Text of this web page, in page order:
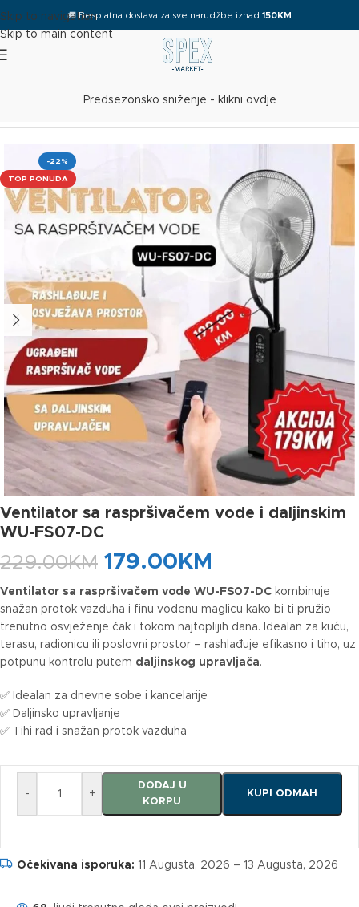
Skip to navigation
Skip to main content
🚚Besplatna dostava za sve narudžbe iznad 150KM
Predsezonsko sniženje - klikni ovdje
-22%
TOP PONUDA
Ventilator sa raspršivačem vode i daljinskim
WU-FS07-DC
229.00KM 179.00 KM
Ventilator sa raspršivačem vode WU-FS07-DC kombinuje
snažan protok vazduha i finu vodenu maglicu kako bi ti pružio
trenutno osvježenje čak i tokom najtoplijih dana. Idealan za kuću,
terasu, radionicu ili poslovni prostor – rashlađuje efikasno i tiho, uz
potpunu kontrolu putem daljinskog upravljača.
✅ Idealan za dnevne sobe i kancelarije
✅ Daljinsko upravljanje
✅ Tihi rad i snažan protok vazduha
- +
DODAJ U
KORPU
KUPI ODMAH
Očekivana isporuka: 11 Augusta, 2026 – 13 Augusta, 2026